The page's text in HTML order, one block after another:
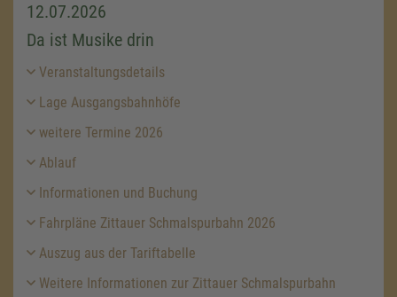
12.07.2026
Da ist Musike drin
Veranstaltungsdetails
Lage Ausgangsbahnhöfe
weitere Termine 2026
Ablauf
Informationen und Buchung
Fahrpläne Zittauer Schmalspurbahn 2026
Auszug aus der Tariftabelle
Weitere Informationen zur Zittauer Schmalspurbahn